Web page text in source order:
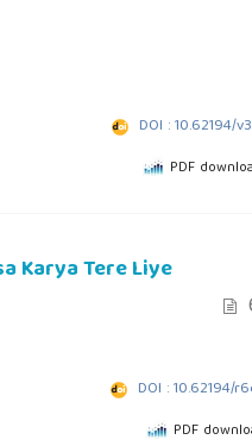
DOI : 10.62194/
PDF
Karya Tere Liye
DOI : 10.62194/
PDF